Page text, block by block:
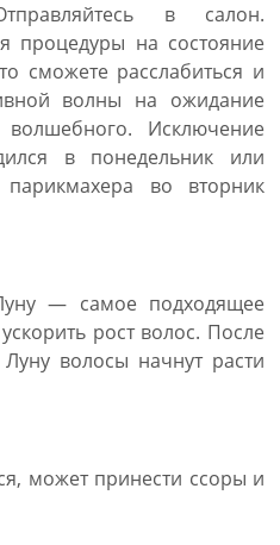
в салон.
процедуры на состояние
сможете расслабиться и
волны на ожидание
Исключение
в понедельник или
во вторник
— самое подходящее
рост волос. После
волосы начнут расти
может принести ссоры и